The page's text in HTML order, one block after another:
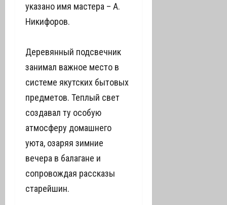
указано имя мастера – А.
Никифоров.
Деревянный подсвечник
занимал важное место в
системе якутских бытовых
предметов. Теплый свет
создавал ту особую
атмосферу домашнего
уюта, озаряя зимние
вечера в балагане и
сопровождая рассказы
старейшин.